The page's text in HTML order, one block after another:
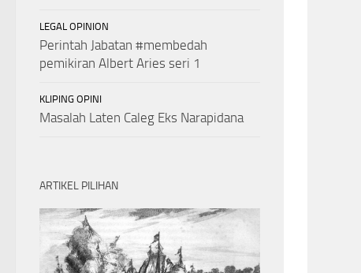
LEGAL OPINION
Perintah Jabatan #membedah
pemikiran Albert Aries seri 1
KLIPING OPINI
Masalah Laten Caleg Eks Narapidana
ARTIKEL PILIHAN